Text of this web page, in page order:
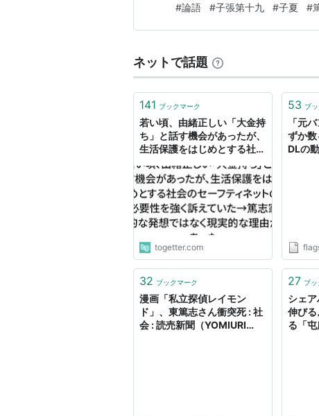
思、知らないことを身近な問題
切に問うこと。 子夏は、「仁
#論語 #子張第十九 #子夏 #
ネットで話題
141 ブックマーク
若い頃、由緒正しい「大金持
ち」と話す機会があったが、
生活保護をはじめとする社会
を強く訴えていた→篤志家的
な発想ではなく現実的な理由
があった
togetter.com
53 ブ
「元
ずか
DLの
32 ブックマーク
漫画「私立探偵レイモン
ド」、東篤志さん衝突死 : 社
会 : 読売新聞（YOMIURI
27 ブ
シェ
伸び
る「